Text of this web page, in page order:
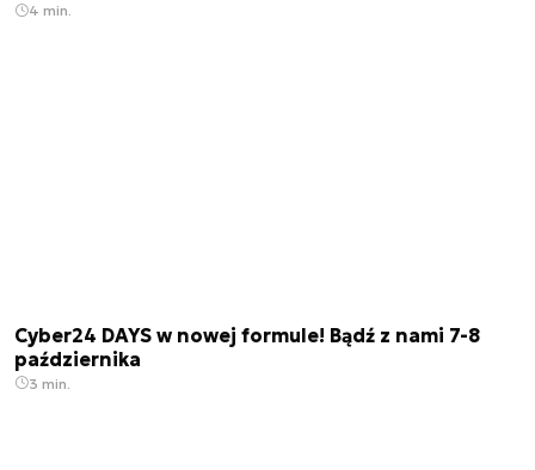
4 min.
Cyber24 DAYS w nowej formule! Bądź z nami 7-8
października
3 min.